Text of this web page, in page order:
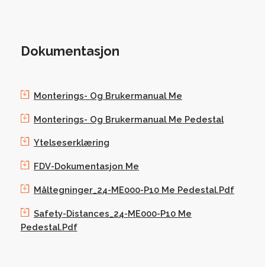
Dokumentasjon
Monterings- Og Brukermanual Me
Monterings- Og Brukermanual Me Pedestal
Ytelseserklæring
FDV-Dokumentasjon Me
Måltegninger_24-ME000-P10 Me Pedestal.pdf
Safety-Distances_24-ME000-P10 Me
Pedestal.pdf